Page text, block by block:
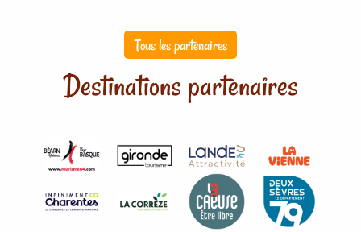
Tous les partenaires
Destinations partenaires